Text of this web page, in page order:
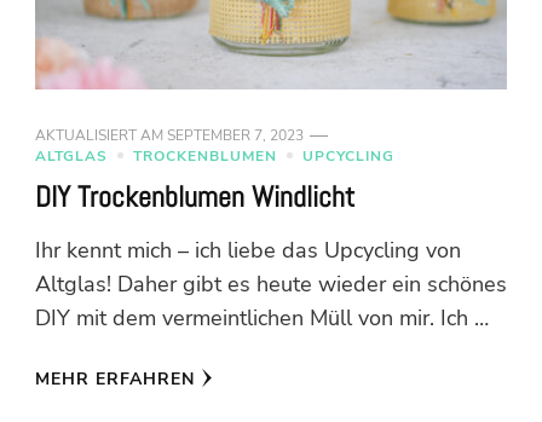
AKTUALISIERT AM SEPTEMBER 7, 2023
ALTGLAS
TROCKENBLUMEN UPCYCLING
DIY Trockenblumen Windlicht
Ihr kennt mich – ich liebe das Upcycling von
Altglas! Daher gibt es heute wieder ein schönes
DIY mit dem vermeintlichen Müll von mir. Ich …
MEHR ERFAHREN